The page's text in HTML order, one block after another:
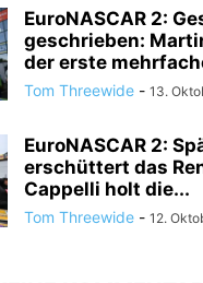
EuroNASCAR 2:
geschrieben:
der erste
Tom Threewide - 13.
EuroNASCAR 2:
erschüttert das
Cappelli holt die...
Tom Threewide - 12.